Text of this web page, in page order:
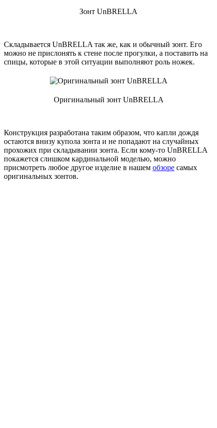
Зонт UnBRELLA
Складывается UnBRELLA так же, как и обычный зонт. Его
можно не прислонять к стене после прогулки, а поставить на
спицы, которые в этой ситуации выполняют роль ножек.
Оригинальный зонт UnBRELLA
Конструкция разработана таким образом, что капли дождя
остаются внизу купола зонта и не попадают на случайных
прохожих при складывании зонта. Если кому-то UnBRELLA
покажется слишком кардинальной моделью, можно
присмотреть любое другое изделие в нашем обзоре самых
оригинальных зонтов.